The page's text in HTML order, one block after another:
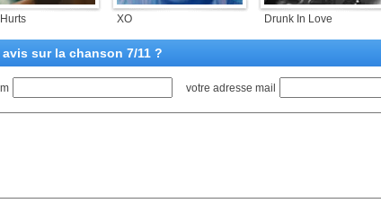
XO Drunk In Love
avis sur la chanson 7/11 ?
votre adresse mail